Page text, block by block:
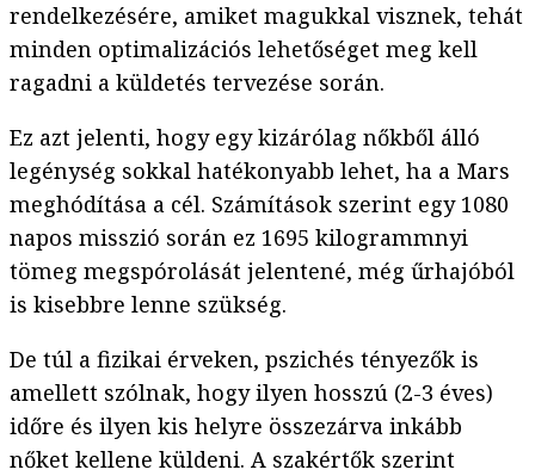
rendelkezésére, amiket magukkal visznek, tehát
minden optimalizációs lehetőséget meg kell
ragadni a küldetés tervezése során.
Ez azt jelenti, hogy egy kizárólag nőkből álló
legénység sokkal hatékonyabb lehet, ha a Mars
meghódítása a cél. Számítások szerint egy 1080
napos misszió során ez 1695 kilogrammnyi
tömeg megspórolását jelentené, még űrhajóból
is kisebbre lenne szükség.
De túl a fizikai érveken, pszichés tényezők is
amellett szólnak, hogy ilyen hosszú (2-3 éves)
időre és ilyen kis helyre összezárva inkább
nőket kellene küldeni. A szakértők szerint